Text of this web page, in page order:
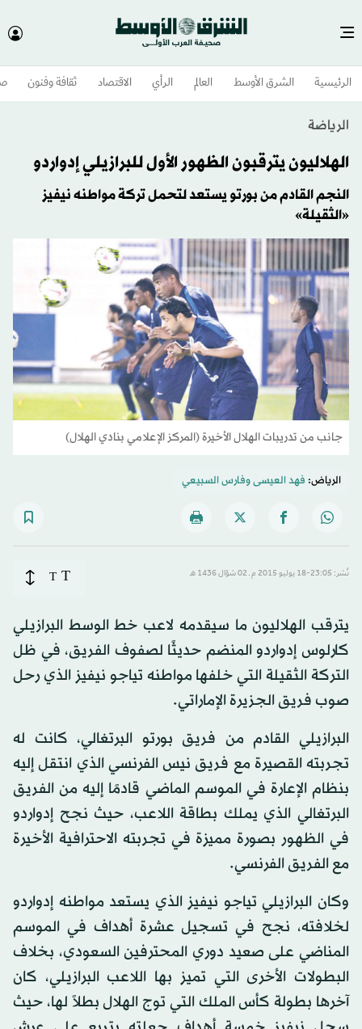
الرئيسية الشرق الأوسط​ العالم الرأي الاقتصاد ثقافة وفنون
الرياضة
الهلاليون يترقبون الظهور الأول للبرازيلي إدواردو
النجم القادم من بورتو يستعد لتحمل تركة مواطنه نيفيز
«الثقيلة»
جانب من تدريبات الهلال الأخيرة (المركز الإعلامي بنادي الهلال)
الرياض: فهد العيسىوفارس السبيعي
نُشر: 23:05-18 يوليو 2015 م ـ 02 شوّال 1436 هـ T
T
يترقب الهلاليون ما سيقدمه لاعب خط الوسط البرازيلي
كارلوس إدواردو المنضم حديثًا لصفوف الفريق، في ظل
التركة الثقيلة التي خلفها مواطنه تياجو نيفيز الذي رحل
صوب فريق الجزيرة الإماراتي.
البرازيلي القادم من فريق بورتو البرتغالي، كانت له
تجربته القصيرة مع فريق نيس الفرنسي الذي انتقل إليه
بنظام الإعارة في الموسم الماضي قادمًا إليه من الفريق
البرتغالي الذي يملك بطاقة اللاعب، حيث نجح إدواردو
في الظهور بصورة مميزة في تجربته الاحترافية الأخيرة
مع الفريق الفرنسي.
وكان البرازيلي تياجو نيفيز الذي يستعد مواطنه إدواردو
لخلافته، نجح في تسجيل عشرة أهداف في الموسم
المناضي على صعيد دوري المحترفين السعودي، بخلاف
البطولات الأخرى التي تميز بها اللاعب البرازيلي، كان
آخرها بطولة كأس الملك التي توج الهلال بطلاً لها، حيث